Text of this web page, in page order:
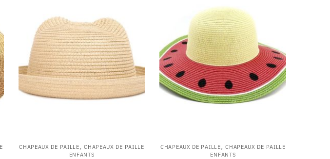
CHAPEAUX DE PAILLE,CHAPEAUX DE PAILLE
ENFANTS
CHAPEAUX DE PAILLE,CHAPEAUX DE PAILLE
ENFANTS